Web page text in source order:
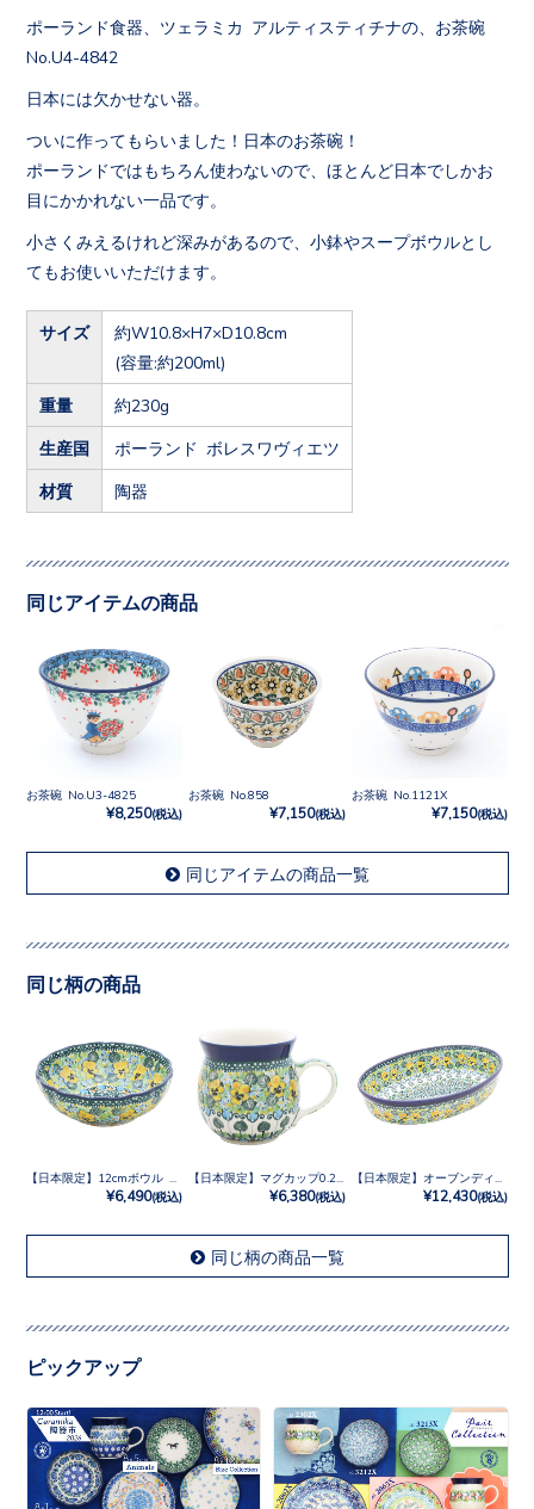
ポーランド食器、ツェラミカ アルティスティチナの、お茶碗
No.U4-4842
日本には欠かせない器。
ついに作ってもらいました！日本のお茶碗！
ポーランドではもちろん使わないので、ほとんど日本でしかお
目にかかれない一品です。
小さくみえるけれど深みがあるので、小鉢やスープボウルとし
てもお使いいただけます。
サイズ
約W10.8×H7×D10.8cm
(容量:約200ml)
重量 約230g
生産国 ポーランド ボレスワヴィエツ
材質 陶器
同じアイテムの商品
お茶碗 No.U3-4825
¥8,250(税込)
お茶碗 No.858
¥7,150(税込)
お茶碗 No.1121X
¥7,150(税込)
同じアイテムの商品一覧
同じ柄の商品
¥6,490(税込) ¥6,380(税込) ¥12,430(税込)
同じ柄の商品一覧
ピックアップ